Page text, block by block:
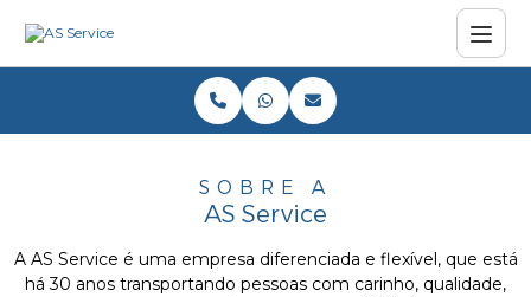
SOBRE A
AS Service
A AS Service é uma empresa diferenciada e flexível, que está
há 30 anos transportando pessoas com carinho, qualidade,